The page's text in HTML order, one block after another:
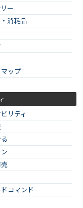
ー
消耗品
ップ
リティ
コマンド